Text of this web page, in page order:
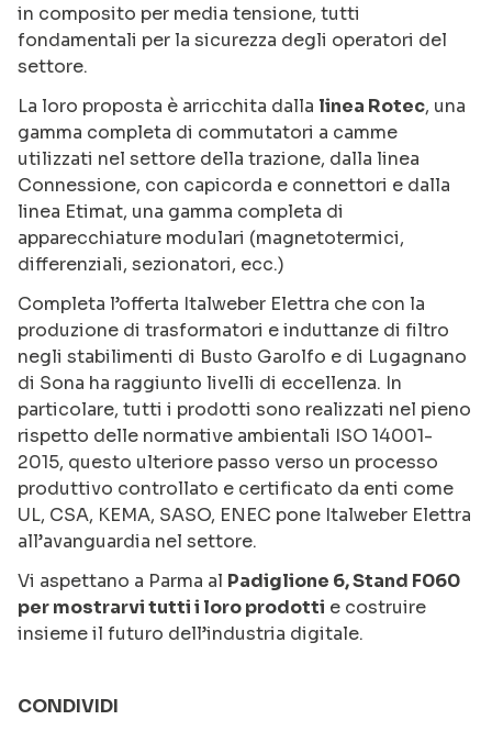
in composito per media tensione, tutti
fondamentali per la sicurezza degli operatori del
settore.
La loro proposta è arricchita dalla linea Rotec, una
gamma completa di commutatori a camme
utilizzati nel settore della trazione, dalla linea
Connessione, con capicorda e connettori e dalla
linea Etimat, una gamma completa di
apparecchiature modulari (magnetotermici,
differenziali, sezionatori, ecc.)
Completa l’offerta Italweber Elettra che con la
produzione di trasformatori e induttanze di filtro
negli stabilimenti di Busto Garolfo e di Lugagnano
di Sona ha raggiunto livelli di eccellenza. In
particolare, tutti i prodotti sono realizzati nel pieno
rispetto delle normative ambientali ISO 14001-
2015, questo ulteriore passo verso un processo
produttivo controllato e certificato da enti come
UL, CSA, KEMA, SASO, ENEC pone Italweber Elettra
all’avanguardia nel settore.
Vi aspettano a Parma al Padiglione 6, Stand F060
per mostrarvi tutti i loro prodotti e costruire
insieme il futuro dell’industria digitale.
CONDIVIDI